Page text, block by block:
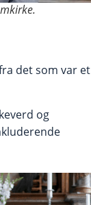
det som var et
og